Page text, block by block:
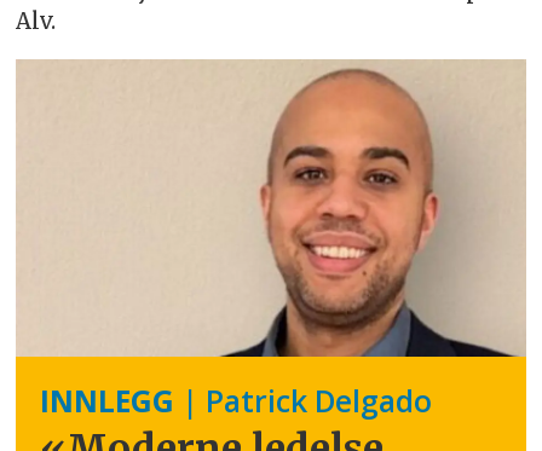
Alv.
INNLEGG | Patrick Delgado